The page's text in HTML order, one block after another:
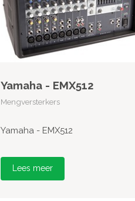
Yamaha - EMX512
Mengversterkers
Yamaha - EMX512
Lees meer